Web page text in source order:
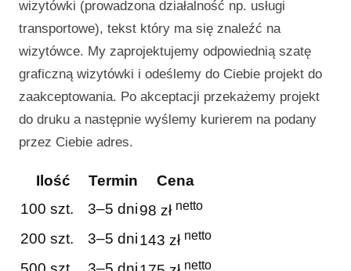
wizytówki (prowadzona działalność np. usługi
transportowe), tekst który ma się znaleźć na
wizytówce. My zaprojektujemy odpowiednią szatę
graficzną wizytówki i odeślemy do Ciebie projekt do
zaakceptowania. Po akceptacji przekażemy projekt
do druku a następnie wyślemy kurierem na podany
przez Ciebie adres.
Ilość Termin
Cena
100 szt.
3–5 dni98 zł netto
200 szt. 3–5 dni143 zł netto
netto